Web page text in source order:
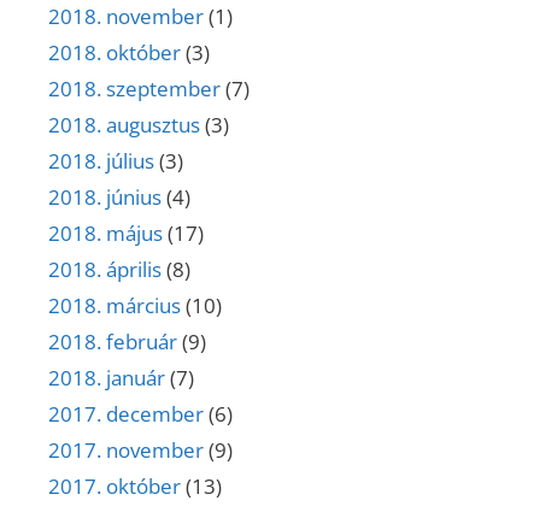
2018. november(1)
2018. október(3)
2018. szeptember(7)
2018. augusztus(3)
2018. július(3)
2018. június(4)
2018. május(17)
2018. április(8)
2018. március(10)
2018. február(9)
2018. január(7)
2017. december(6)
2017. november(9)
2017. október(13)